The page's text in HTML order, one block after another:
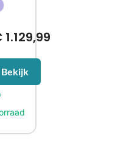
1.129,99
Bekijk